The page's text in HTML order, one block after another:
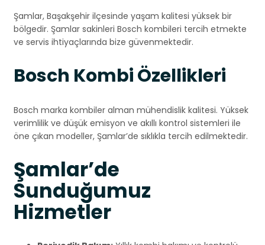
Şamlar, Başakşehir ilçesinde yaşam kalitesi yüksek bir
bölgedir. Şamlar sakinleri Bosch kombileri tercih etmekte
ve servis ihtiyaçlarında bize güvenmektedir.
Bosch Kombi Özellikleri
Bosch marka kombiler alman mühendislik kalitesi. Yüksek
verimlilik ve düşük emisyon ve akıllı kontrol sistemleri ile
öne çıkan modeller, Şamlar’de sıklıkla tercih edilmektedir.
Şamlar’de
Sunduğumuz
Hizmetler